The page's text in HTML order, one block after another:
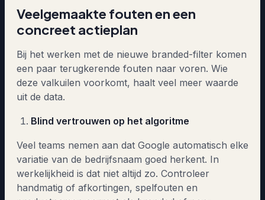
Veelgemaakte fouten en een
concreet actieplan
Bij het werken met de nieuwe branded-filter komen
een paar terugkerende fouten naar voren. Wie
deze valkuilen voorkomt, haalt veel meer waarde
uit de data.
Blind vertrouwen op het algoritme
Veel teams nemen aan dat Google automatisch elke
variatie van de bedrijfsnaam goed herkent. In
werkelijkheid is dat niet altijd zo. Controleer
handmatig of afkortingen, spelfouten en